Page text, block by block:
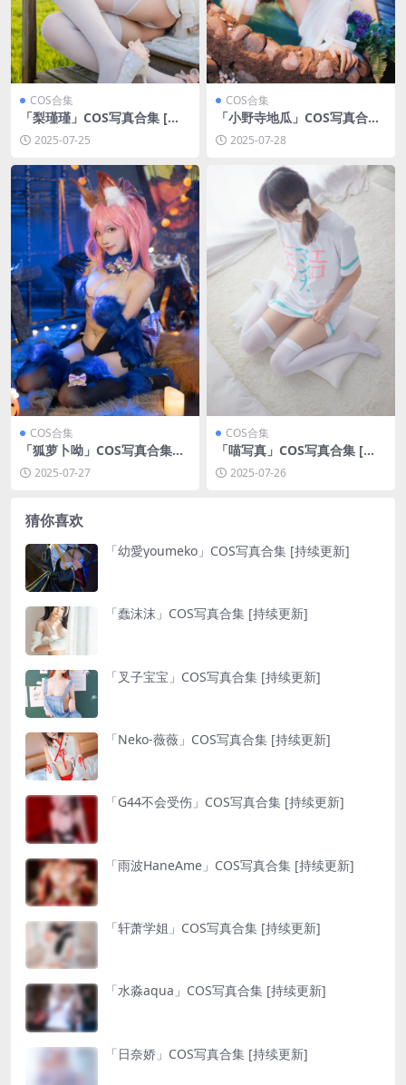
COS合集
「梨瑾瑾」COS写真合集 [持
续更新]
2025-07-25
COS合集
「小野寺地瓜」COS写真合集
[持续更新]
2025-07-28
COS合集
「狐萝卜呦」COS写真合集
[持续更新]
2025-07-27
COS合集
「喵写真」COS写真合集 [持
续更新]
2025-07-26
猜你喜欢
「幼愛youmeko」COS写真合集 [持续更新]
「蠢沫沫」COS写真合集 [持续更新]
「叉子宝宝」COS写真合集 [持续更新]
「Neko-薇薇」COS写真合集 [持续更新]
「G44不会受伤」COS写真合集 [持续更新]
「雨波HaneAme」COS写真合集 [持续更新]
「轩萧学姐」COS写真合集 [持续更新]
「水淼aqua」COS写真合集 [持续更新]
「日奈娇」COS写真合集 [持续更新]